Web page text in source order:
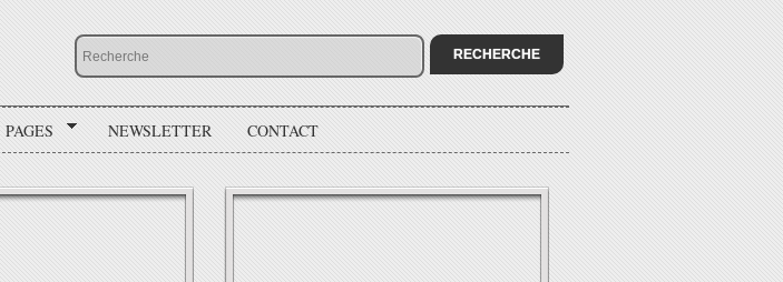
PAGES NEWSLETTER CONTACT